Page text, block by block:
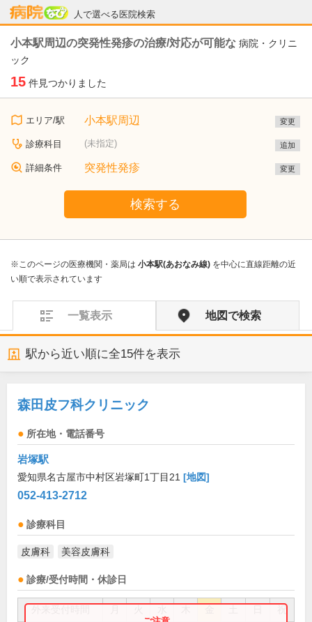
人で選べる医院検索
病院なび
小本駅周辺の突発性発疹の治療/対応が可能な 病院・クリニ
ック
15 件見つかりました
エリア/駅 小本駅周辺 変更
診療科目 (未指定) 追加
詳細条件 突発性発疹 変更
検索する
※このページの医療機関・薬局は 小本駅(あおなみ線) を中心に直線距離の近
い順で表示されています
一覧表示 地図で検索
駅から近い順に全15件を表示
森田皮フ科クリニック
所在地・電話番号
岩塚駅
愛知県名古屋市中村区岩塚町1丁目21 [地図]
052-413-2712
診療科目
皮膚科 美容皮膚科
診療/受付時間・休診日
祝